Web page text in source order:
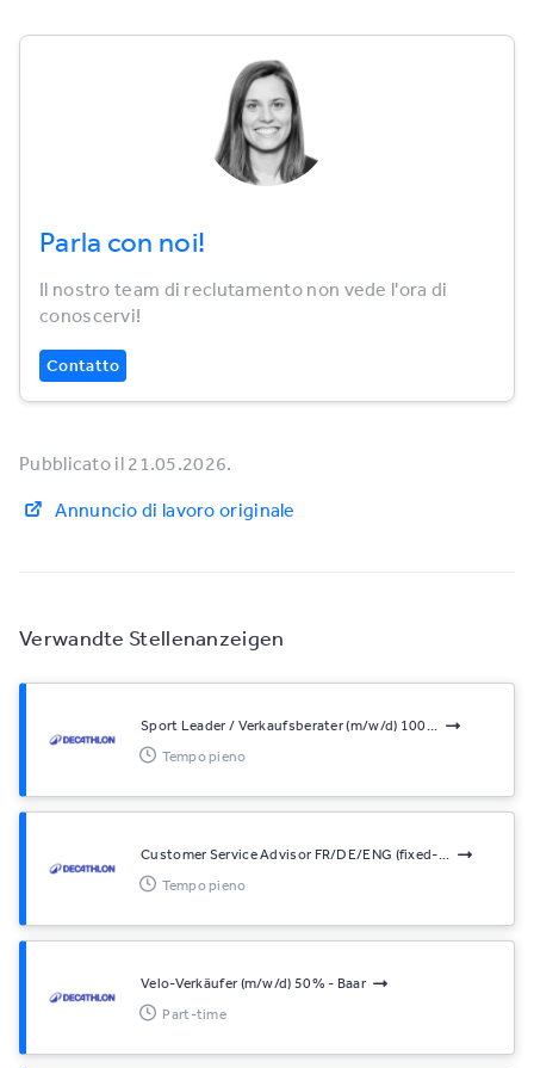
Verwandte Stellenanzeigen
Sport Leader / Verkaufsberater (m/w/d) 100...
Tempo pieno
Customer Service Advisor FR/DE/ENG (fixed-...
Tempo pieno
Velo-Verkäufer (m/w/d) 50% - Baar
Part-time
Parla con noi!
Il nostro team di reclutamento non vede l'ora di
conoscervi!
Contatto
Pubblicato il 21.05.2026.
Annuncio di lavoro originale